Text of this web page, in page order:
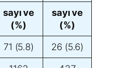
sayı ve
(%)
sayı ve
(%)
71 (5.8) 26 (5.6)